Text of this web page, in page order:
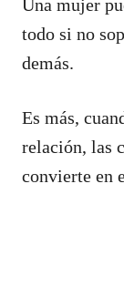
Una mujer
todo si no
demás.
Es más,
relación, las
convierte en